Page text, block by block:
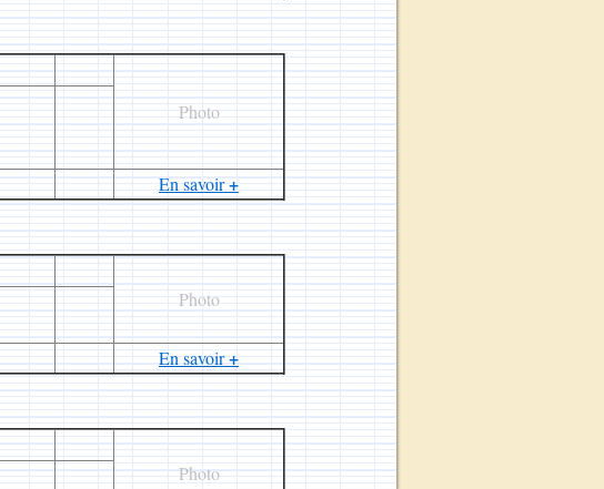
__
Photo
En savoir+
__
Photo
En savoir+
__
Photo